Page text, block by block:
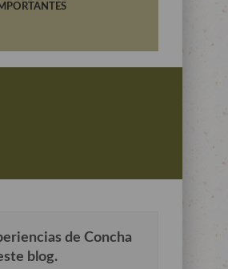
de Concha
blog.